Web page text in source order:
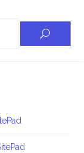
SEARCH